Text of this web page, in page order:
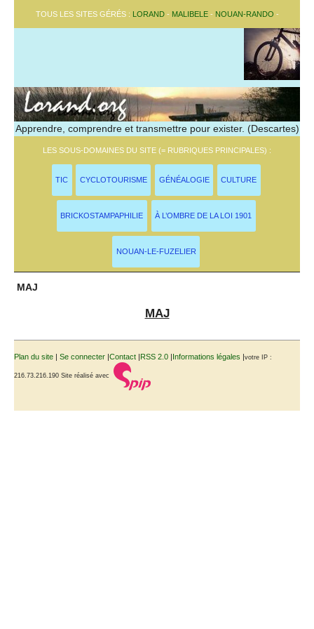
TOUS LES SITES GÉRÉS : LORAND- MALIBELE- NOUAN-RANDO -
Apprendre, comprendre et transmettre pour exister. (Descartes)
LES SOUS-DOMAINES DU SITE (= RUBRIQUES PRINCIPALES) :
TIC CYCLOTOURISME GÉNÉALOGIE CULTURE
BRICKOSTAMPAPHILIE À L’OMBRE DE LA LOI 1901
NOUAN-LE-FUZELIER
MAJ
MAJ
Plan du site | Se connecter |Contact |RSS 2.0 |Informations légales |votre IP :
216.73.216.190 Site réalisé avec